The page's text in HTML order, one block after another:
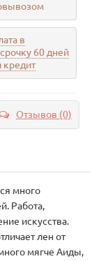
в
60 дней
кредит
Отзывов (0)
много
Работа,
искусства.
лен от
мягче Аиды,